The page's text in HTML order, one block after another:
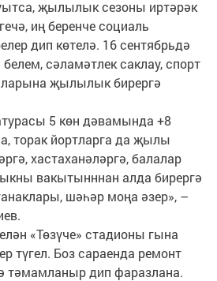
җылылык сезоны иртәрәк
иң беренче социаль
дип көтелә. 16 сентябрьдә
сәламәтлек саклау, спорт
җылылык бирергә
5 көн дәвамында +8
торак йортларга да җылы
хастаханәләргә, балалар
вакытынннан алда бирергә
шәһәр моңа әзер», –
«Төзүче» стадионы гына
түгел. Боз сараенда ремонт
тәмамланыр дип фаразлана.